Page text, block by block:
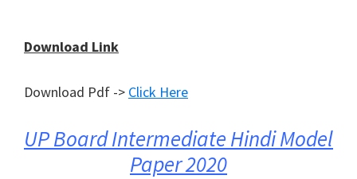
Download Link
Download Pdf -> Click Here
UP Board Intermediate Hindi Model
Paper 2020